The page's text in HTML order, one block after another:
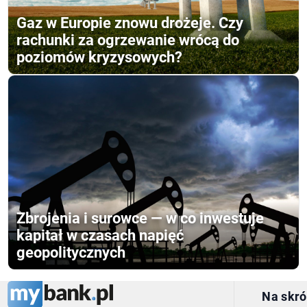
Gaz w Europie znowu drożeje. Czy
rachunki za ogrzewanie wrócą do
poziomów kryzysowych?
Zbrojenia i surowce — w co inwestuje
kapitał w czasach napięć
geopolitycznych
Na